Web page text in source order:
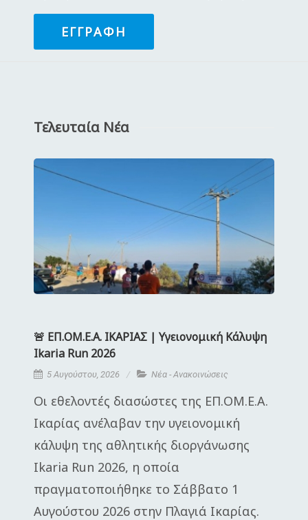
ΕΓΓΡΑΦΉ
Τελευταία Νέα
🚨 ΕΠ.ΟΜ.Ε.Α. ΙΚΑΡΙΑΣ | Υγειονομική Κάλυψη
Ikaria Run 2026
5 Αυγούστου, 2026 Νέα - Ανακοινώσεις
Οι εθελοντές διασώστες της ΕΠ.ΟΜ.Ε.Α.
Ικαρίας ανέλαβαν την υγειονομική
κάλυψη της αθλητικής διοργάνωσης
Ikaria Run 2026, η οποία
πραγματοποιήθηκε το Σάββατο 1
Αυγούστου 2026 στην Πλαγιά Ικαρίας.